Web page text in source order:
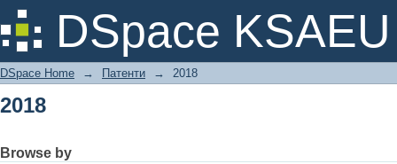
DSpace KSAEU
2018
DSpace Home → Патенти → 2018
2018
Browse by